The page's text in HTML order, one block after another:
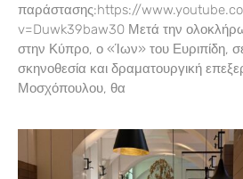
παράστασης:https://
v=Duwk39baw30 Μετά την
στην Κύπρο, ο «Ίων» του Ευριπίδη,
σκηνοθεσία και δραματουργική
Μοσχόπουλου, θα